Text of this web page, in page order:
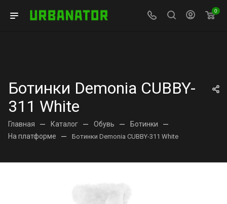
0
Ботинки Demonia CUBBY-
311 White
Главная — Каталог — Обувь — Ботинки —
На платформе — Ботинки Demonia CUBBY-311 White